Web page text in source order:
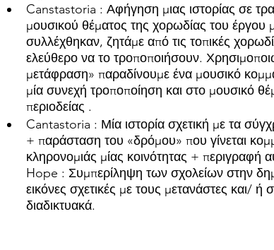
Canstastoria : Αφήγηση μιας ιστορίας σε
μουσικού θέματος της χορωδίας του έργου
συλλέχθηκαν, ζητάμε από τις τοπικές
ελεύθερο να το τροποποιήσουν.
μετάφραση» παραδίνουμε ένα μουσικό
μία συνεχή τροποποίηση και στο μουσικό
περιοδείας .
Cantastoria : Μία ιστορία σχετική με τα
+ παράσταση του «δρόμου» που γίνεται
κληρονομιάς μίας κοινότητας + περιγραφή
Hope : Συμπερίληψη των σχολείων στην
εικόνες σχετικές με τους μετανάστες και/ ή
διαδικτυακά.